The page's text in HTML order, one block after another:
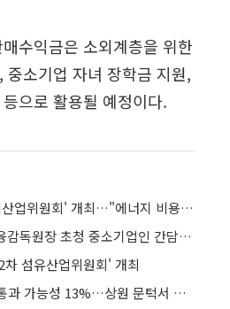
수익금은 소외계층을 위한
중소기업 자녀 장학금 지원,
으로 활용될 예정이다.
중기중앙회, '제2차 뿌리산업위원회' 개최…"에너지 비용 부담 완화해야"
중기중앙회, ‘이복현 금융감독원장 초청 중소기업인 간담회’ 개최
섬유산업위원회' 개최
美 클래리티 법안 연내 통과 가능성 13%…상원 문턱서 제동